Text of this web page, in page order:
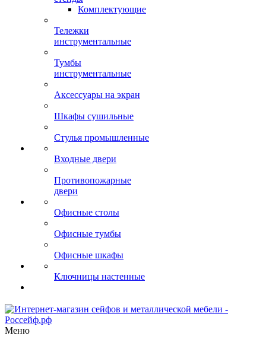
Комплектующие
Тележки
инструментальные
Тумбы
инструментальные
Аксессуары на экран
Шкафы сушильные
Стулья промышленные
Входные двери
Противопожарные
двери
Офисные столы
Офисные тумбы
Офисные шкафы
Ключницы настенные
Меню